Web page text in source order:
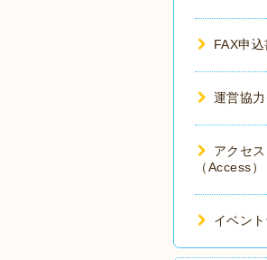
FAX申込
運営協
アクセ
（Access）
イベン